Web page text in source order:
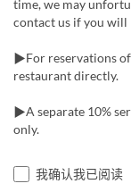
time, we may
contact us if you will
▶For reservations of
restaurant directly.
▶A separate 10%
only.
我确认我已阅读